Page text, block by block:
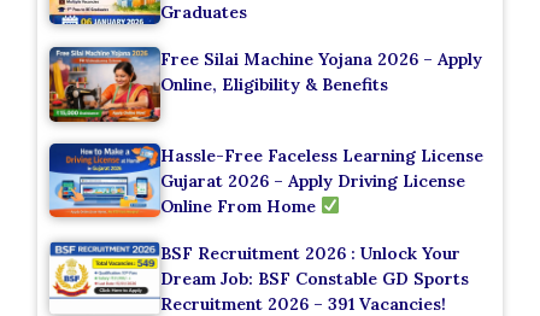
Graduates
Free Silai Machine Yojana 2026 – Apply
Online, Eligibility & Benefits
Hassle-Free Faceless Learning License
Gujarat 2026 – Apply Driving License
Online From Home
BSF Recruitment 2026 : Unlock Your
Dream Job: BSF Constable GD Sports
Recruitment 2026 – 391 Vacancies!